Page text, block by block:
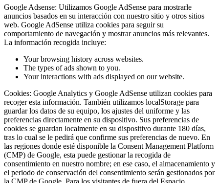
Google Adsense: Utilizamos Google AdSense para mostrarle
anuncios basados en su interacción con nuestro sitio y otros sitios
web. Google AdSense utiliza cookies para seguir su
comportamiento de navegación y mostrar anuncios más relevantes.
La información recogida incluye:
Your browsing history across websites.
The types of ads shown to you.
Your interactions with ads displayed on our website.
Cookies: Google Analytics y Google AdSense utilizan cookies para
recoger esta información. También utilizamos localStorage para
guardar los datos de su equipo, los ajustes del uniforme y las
preferencias directamente en su dispositivo. Sus preferencias de
cookies se guardan localmente en su dispositivo durante 180 días,
tras lo cual se le pedirá que confirme sus preferencias de nuevo. En
las regiones donde esté disponible la Consent Management Platform
(CMP) de Google, esta puede gestionar la recogida de
consentimiento en nuestro nombre; en ese caso, el almacenamiento y
el periodo de conservación del consentimiento serán gestionados por
la CMP de Google. Para los visitantes de fuera del Espacio